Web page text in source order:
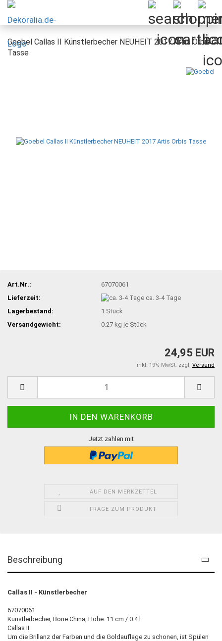
Goebel Callas II Künstlerbecher NEUHEIT 2017 Artis Orbis
Tasse
Art.Nr.:
67070061
Lieferzeit:
ca. 3-4 Tage
Lagerbestand:
1 Stück
Versandgewicht:
0.27 kg je Stück
24,95 EUR
inkl. 19% MwSt. zzgl. Versand
Jetzt zahlen mit
AUF DEN MERKZETTEL
FRAGE ZUM PRODUKT
Beschreibung
Callas II - Künstlerbecher
67070061
Künstlerbecher, Bone China, Höhe: 11 cm / 0.4 l
Callas II
Um die Brillanz der Farben und die Goldauflage zu schonen, ist Spülen